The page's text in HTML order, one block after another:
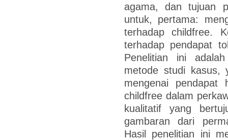
agama, dan tujuan
untuk, pertama:
terhadap childfree.
terhadap pendapat
Penelitian ini
metode studi kasus,
mengenai pendapat
childfree dalam
kualitatif yang
gambaran dari
Hasil penelitian ini